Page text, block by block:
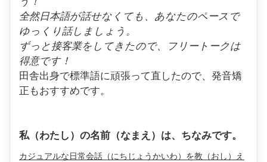
全然日本語が話せなくても、あなたのペースで
ゆっくり話しましょう。
ずっと接客業をしてきたので、フリートークは
得意です！
田舎出身で標準語に頑張って直したので、発音矯
正もおすすめです。
私（わたし）の名前（なまえ）は、ちなみです。
カジュアルな日常会話（にちじょうかいわ） を教 （おし） え